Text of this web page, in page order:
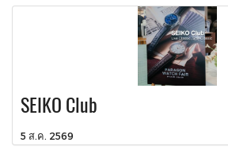
SEIKO Club
5 ส.ค. 2569